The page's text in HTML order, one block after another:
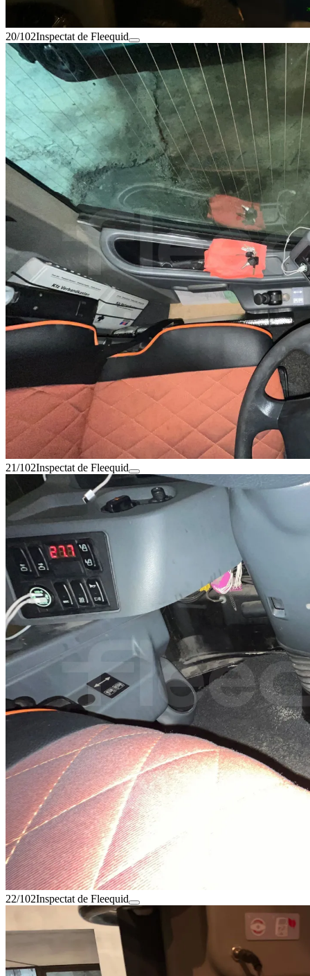
20/102Inspectat de Fleequid
21/102Inspectat de Fleequid
22/102Inspectat de Fleequid